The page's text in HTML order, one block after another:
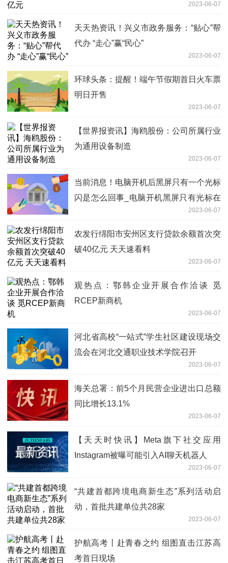
2023-06-07
天天热资讯！兴义市政务服务：“贴心”帮
代办 “走心”赢“民心”
2023-06-07
环球头条：提醒！端午节假期首日火车票
明日开售
2023-06-07
【世界报资讯】海鸥股份：公司所属行业
为通用设备制造
2023-06-07
当前消息！电脑开机后黑屏只有一个光标
闪是怎么回事_电脑开机黑屏只有光标在
2023-06-07
农发行绵阳市安州区支行贷款余额首次突
破40亿元 天天速看料
2023-06-07
观热点：鄂韩企业开展合作洽谈 觅
RCEP新商机
2023-06-07
河北省高校“一站式”学生社区建设现场交
流会在河北交通职业技术学院召开
2023-06-07
海关总署：前5个月民营企业进出口总额
同比增长13.1%
2023-06-07
【天天时快讯】Meta旗下社交应用
Instagram被曝可能引入AI聊天机器人
2023-06-07
“共建首都跨境电商新生态”系列活动启
动，首批共建单位共28家
2023-06-07
护航高考丨赴青春之约 组图直击江苏高
考首日现场